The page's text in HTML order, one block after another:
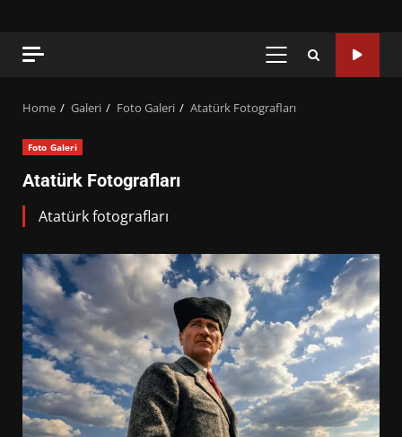
PRIMARY
Home Galeri Foto Galeri Atatürk Fotografları
Foto Galeri
Atatürk Fotografları
Atatürk fotografları